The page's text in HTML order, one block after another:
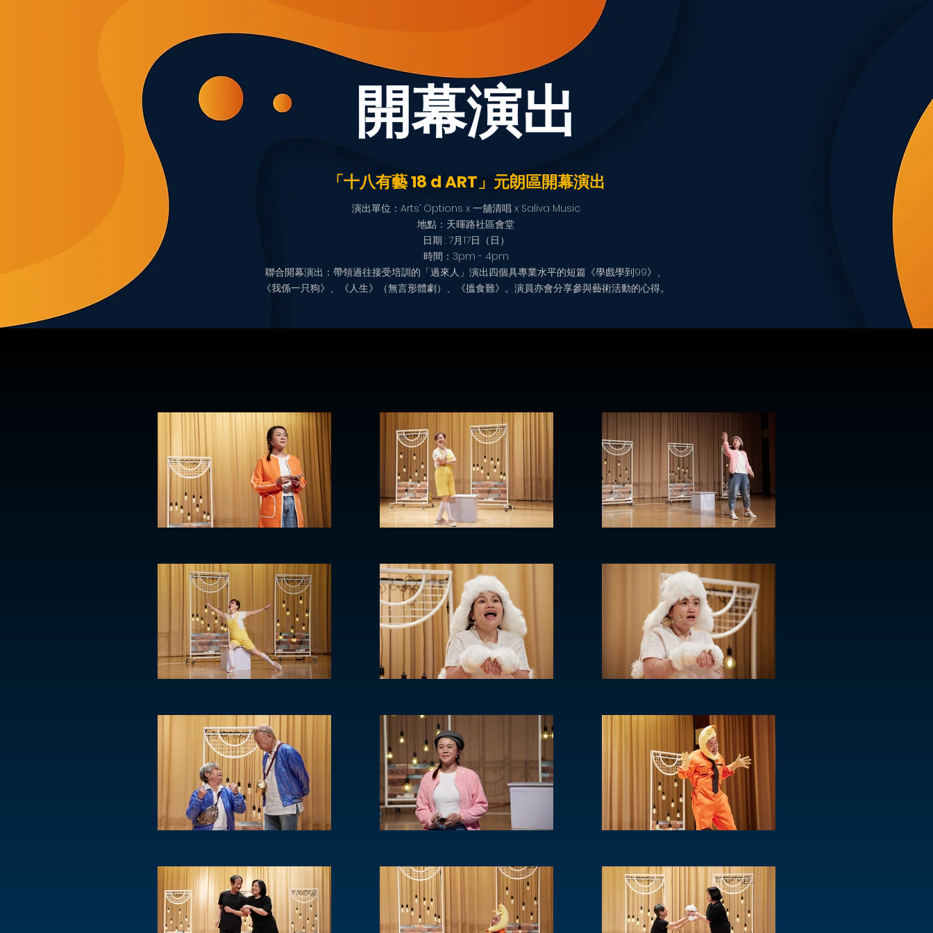
​開幕演出
「十八有藝 18 d ART」元朗區開幕演出
演出單位：Arts’ Options x 一舖清唱 x Saliva Music
地點：天暉路社區會堂
日期 : 7月17日（日）
時間：3pm - 4pm
聯合開幕演出：帶領過往接受培訓的「過來人」演出四個具專業水平的短篇《學戲學到99》、
《我係一只狗》、《人生》（無言形體劇）、《搵食難》。演員亦會分享參與藝術活動的心得。